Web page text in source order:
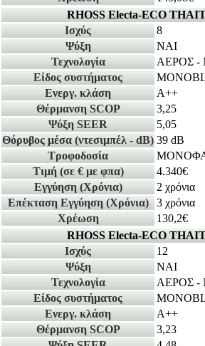
RHOSS Electa-ECO
Ισχύς
8
Ψύξη
ΝΑΙ
Τεχνολογία
ΑΕΡΟΣ -
Είδος συστήματος
Ενεργ. κλάση
A++
Θέρμανση SCOP
3,25
Ψύξη SEER
5,05
Θόρυβος μέσα (ντεσιμπέλ - dB) 39 dB
Τροφοδοσία
Τιμή (σε € με φπα)
4.340€
Εγγύηση (Χρόνια)
2 χρόνια
Επέκταση Εγγύηση (Χρόνια)
3 χρόνια
Χρέωση
130,2€
RHOSS Electa-ECO
Ισχύς
12
Ψύξη
ΝΑΙ
Τεχνολογία
ΑΕΡΟΣ -
Είδος συστήματος
Ενεργ. κλάση
A++
Θέρμανση SCOP
3,23